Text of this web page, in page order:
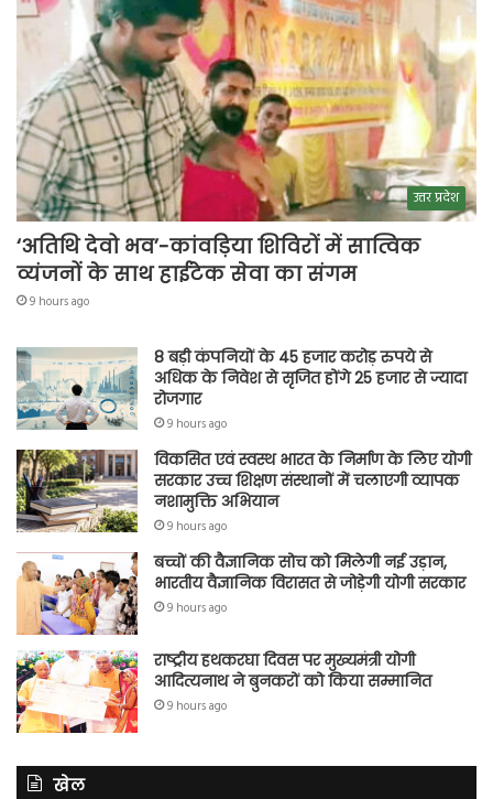
उत्तर प्रदेश
‘अतिथि देवो भव’-कांवड़िया शिविरों में सात्विक
व्यंजनों के साथ हाईटेक सेवा का संगम
9 hours ago
8 बड़ी कंपनियों के 45 हजार करोड़ रुपये से
अधिक के निवेश से सृजित होंगे 25 हजार से ज्यादा
रोजगार
9 hours ago
विकसित एवं स्वस्थ भारत के निर्माण के लिए योगी
सरकार उच्च शिक्षण संस्थानों में चलाएगी व्यापक
नशामुक्ति अभियान
9 hours ago
बच्चों की वैज्ञानिक सोच को मिलेगी नई उड़ान,
भारतीय वैज्ञानिक विरासत से जोड़ेगी योगी सरकार
9 hours ago
राष्ट्रीय हथकरघा दिवस पर मुख्यमंत्री योगी
आदित्यनाथ ने बुनकरों को किया सम्मानित
9 hours ago
खेल